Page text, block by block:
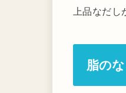
上品なだし
脂の